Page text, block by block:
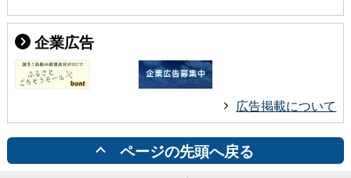
企業広告
広告掲載について
ページの先頭へ戻る